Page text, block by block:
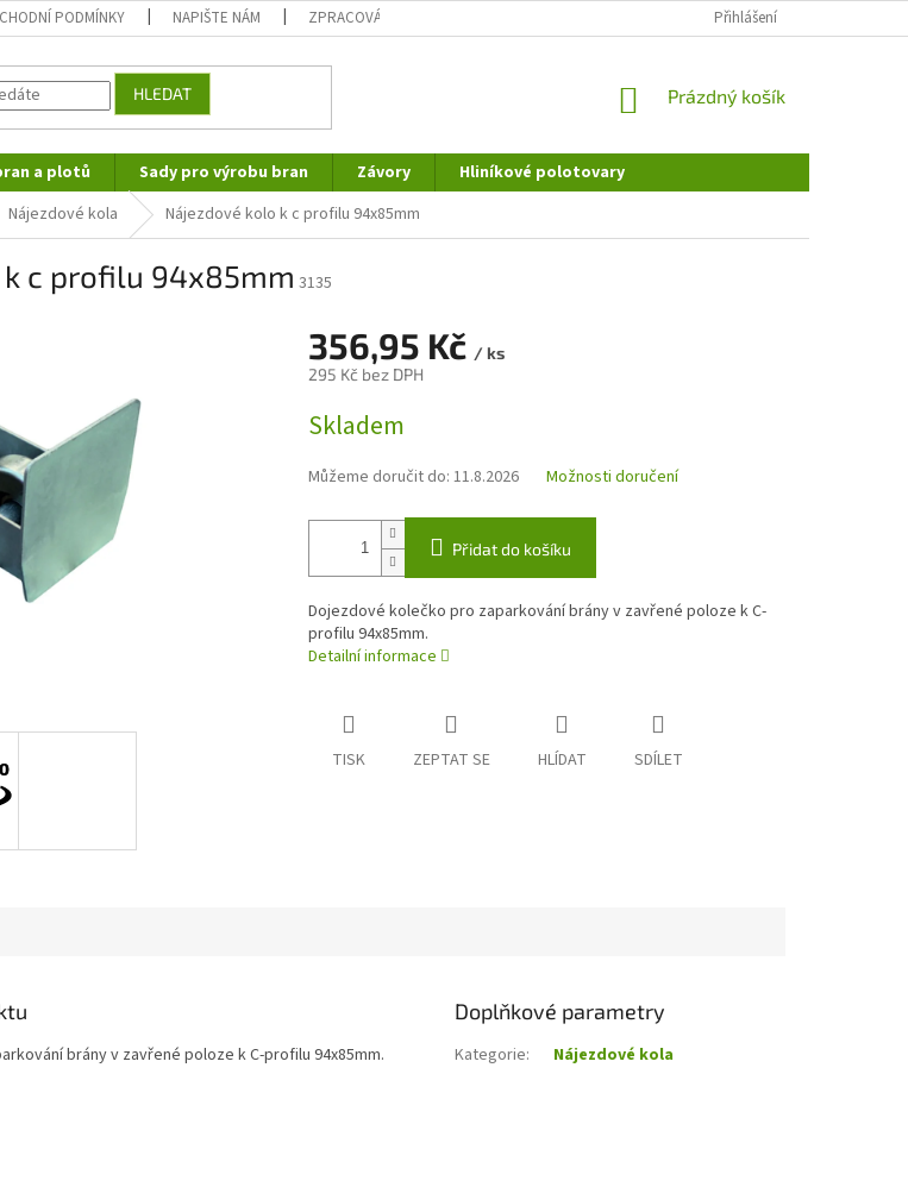
PODMÍNKY NAPIŠTE NÁM ZPRACOVÁNÍ OSOBNÍCH ÚDAJŮ REKLAMAČNÍ ŘÁD
Přihlášení
HLEDAT
NÁKUPNÍ
Prázdný košík
a plotů Sady pro výrobu bran Závory
Hliníkové polotovary
Nájezdové kola Nájezdové kolo k c profilu 94x85mm
c profilu 94x85mm 3135
356,95 Kč / ks
295 Kč bez DPH
cena:
Skladem
Můžeme doručit do: 11.8.2026 Možnosti doručení
Přidat do košíku
Dojezdové kolečko pro zaparkování brány v zavřené poloze k C-
profilu 94x85mm.
Detailní informace
TISK ZEPTAT SE HLÍDAT SDÍLET
brány v zavřené poloze k C-profilu 94x85mm.
Doplňkové parametry
Kategorie: Nájezdové kola